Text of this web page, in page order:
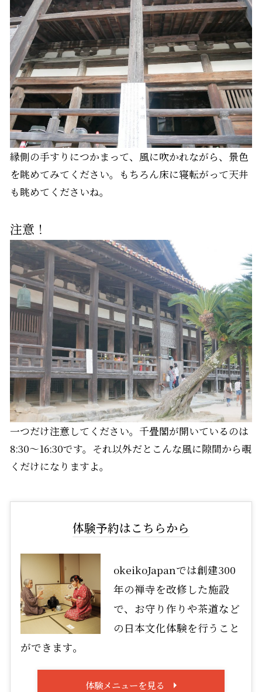
縁側の手すりにつかまって、風に吹かれながら、景色
を眺めてみてください。もちろん床に寝転がって天井
も眺めてくださいね。
注意！
一つだけ注意してください。千畳閣が開いているのは
8:30～16:30です。それ以外だとこんな風に隙間から覗
くだけになりますよ。
体験予約はこちらから
okeikoJapanでは創建300
年の禅寺を改修した施設
で、お守り作りや茶道など
の日本文化体験を行うこと
ができます。
体験メニューを見る